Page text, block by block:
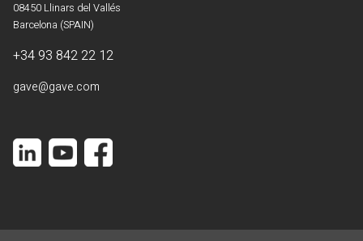
08450 Llinars del Vallés
Barcelona (SPAIN)
+34 93 842 22 12
gave@gave.com